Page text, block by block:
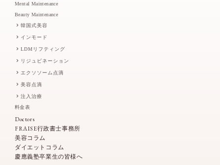
Mental Maintenance
Beauty Maintenance
韓国式美容
インモード
LDMリフティング
リジュビネーション
エクソソーム点滴
美容点滴
注入治療
料金表
Doctors
FRAISE行政書士事務所
美容コラム
ダイエットコラム
慶應義塾卒業生の皆様へ